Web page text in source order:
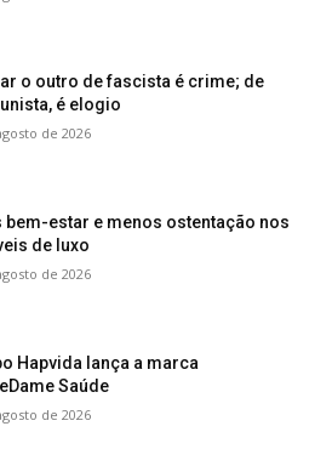
o outro de fascista é crime; de
é elogio
de 2026
bem-estar e menos ostentação nos
de luxo
de 2026
Hapvida lança a marca
Saúde
de 2026